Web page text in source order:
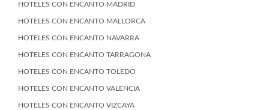
HOTELES CON ENCANTO MADRID
HOTELES CON ENCANTO MALLORCA
HOTELES CON ENCANTO NAVARRA
HOTELES CON ENCANTO TARRAGONA
HOTELES CON ENCANTO TOLEDO
HOTELES CON ENCANTO VALENCIA
HOTELES CON ENCANTO VIZCAYA